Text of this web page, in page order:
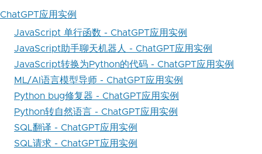
ChatGPT应用实例
JavaScript 单行函数 - ChatGPT应用实例
JavaScript助手聊天机器人 - ChatGPT应用实例
JavaScript转换为Python的代码 - ChatGPT应用实例
ML/AI语言模型导师 - ChatGPT应用实例
Python bug修复器 - ChatGPT应用实例
Python转自然语言 - ChatGPT应用实例
SQL翻译 - ChatGPT应用实例
SQL请求 - ChatGPT应用实例